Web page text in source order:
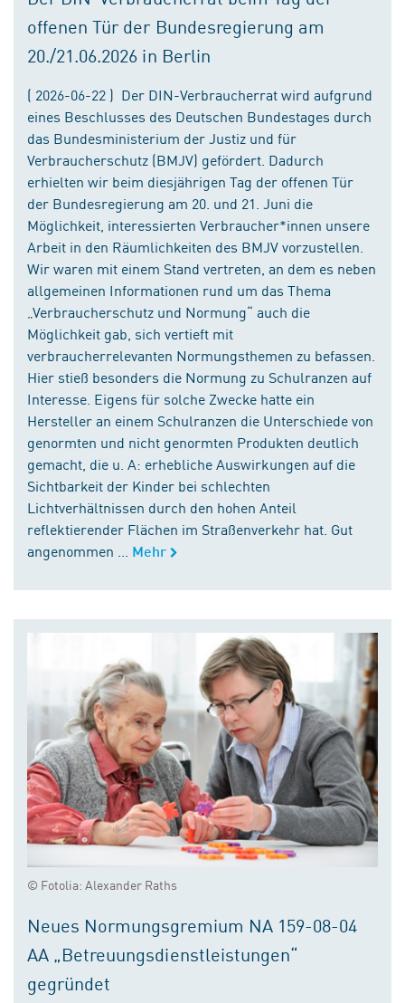
offenen Tür der Bundesregierung am
20./21.06.2026 in Berlin
( 2026-06-22 ) Der DIN-Verbraucherrat wird aufgrund
eines Beschlusses des Deutschen Bundestages durch
das Bundesministerium der Justiz und für
Verbraucherschutz (BMJV) gefördert. Dadurch
erhielten wir beim diesjährigen Tag der offenen Tür
der Bundesregierung am 20. und 21. Juni die
Möglichkeit, interessierten Verbraucher*innen unsere
Arbeit in den Räumlichkeiten des BMJV vorzustellen.
Wir waren mit einem Stand vertreten, an dem es neben
allgemeinen Informationen rund um das Thema
„Verbraucherschutz und Normung“ auch die
Möglichkeit gab, sich vertieft mit
verbraucherrelevanten Normungsthemen zu befassen.
Hier stieß besonders die Normung zu Schulranzen auf
Interesse. Eigens für solche Zwecke hatte ein
Hersteller an einem Schulranzen die Unterschiede von
genormten und nicht genormten Produkten deutlich
gemacht, die u. A: erhebliche Auswirkungen auf die
Sichtbarkeit der Kinder bei schlechten
Lichtverhältnissen durch den hohen Anteil
reflektierender Flächen im Straßenverkehr hat. Gut
angenommen ...
Mehr
© Fotolia: Alexander Raths
Neues Normungsgremium NA 159-08-04
AA „Betreuungsdienstleistungen“
gegründet